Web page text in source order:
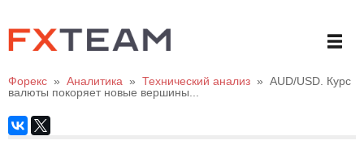
Форекс » Аналитика » Технический анализ » AUD/USD. Курс
валюты покоряет новые вершины...